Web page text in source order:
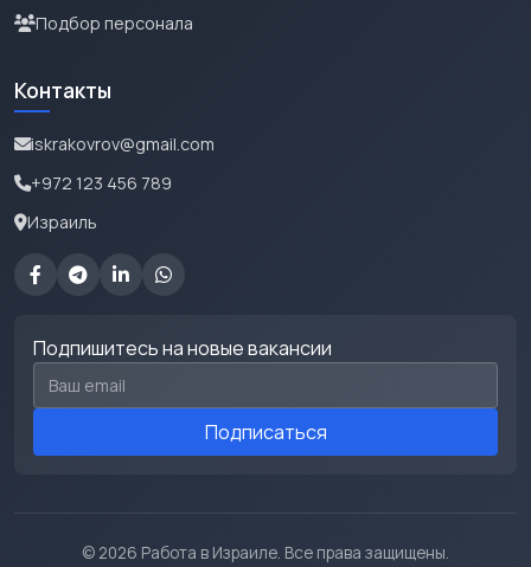
Подбор персонала
Контакты
iskrakovrov@gmail.com
+972 123 456 789
Израиль
Подпишитесь на новые вакансии
Email для подписки
Подписаться
© 2026 Работа в Израиле. Все права защищены.